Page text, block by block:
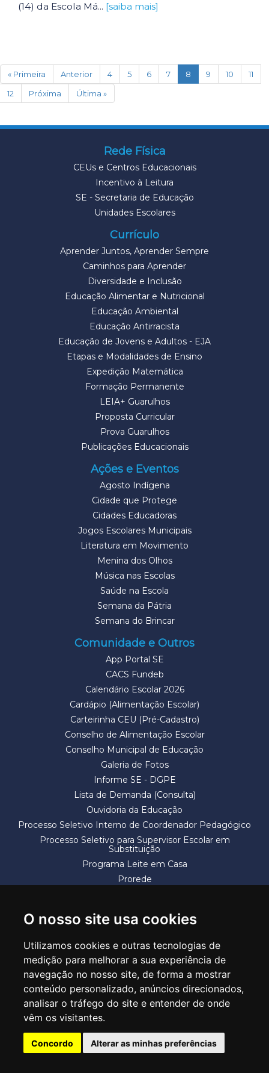
O nosso site usa cookies
Utilizamos cookies e outras tecnologias de
medição para melhorar a sua experiência de
navegação no nosso site, de forma a mostrar
conteúdo personalizado, anúncios direcionados,
analisar o tráfego do site e entender de onde
vêm os visitantes.
Concordo Alterar as minhas preferências
(14) da Escola Má... [saiba mais]
« Primeira Anterior 4 5 6 7 8 (current)
9 10
11
12
Próxima Última »
Rede Física
CEUs e Centros Educacionais
Incentivo à Leitura
SE - Secretaria de Educação
Unidades Escolares
Currículo
Aprender Juntos, Aprender Sempre
Caminhos para Aprender
Diversidade e Inclusão
Educação Alimentar e Nutricional
Educação Ambiental
Educação Antirracista
Educação de Jovens e Adultos - EJA
Etapas e Modalidades de Ensino
Expedição Matemática
Formação Permanente
LEIA+ Guarulhos
Proposta Curricular
Prova Guarulhos
Publicações Educacionais
Ações e Eventos
Agosto Indígena
Cidade que Protege
Cidades Educadoras
Jogos Escolares Municipais
Literatura em Movimento
Menina dos Olhos
Música nas Escolas
Saúde na Escola
Semana da Pátria
Semana do Brincar
Comunidade e Outros
App Portal SE
CACS Fundeb
Calendário Escolar 2026
Cardápio (Alimentação Escolar)
Carteirinha CEU (Pré-Cadastro)
Conselho de Alimentação Escolar
Conselho Municipal de Educação
Galeria de Fotos
Informe SE - DGPE
Lista de Demanda (Consulta)
Ouvidoria da Educação
Processo Seletivo Interno de Coordenador Pedagógico
Processo Seletivo para Supervisor Escolar em
Substituição
Programa Leite em Casa
Prorede
SECRETARIA DE EDUCAÇÃO
Rua Claudino Barbosa, 313 - Macedo - Guarulhos/SP CEP 07113-040
Central de Atendimento: *55 11 2475-7300